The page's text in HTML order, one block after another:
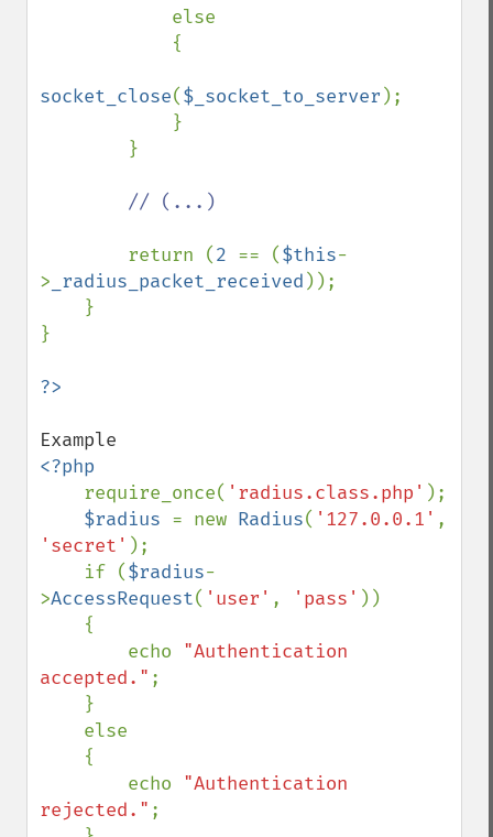
socket_close($_socket_to_server );
// (...)
return (2 == ($this-
> _radius_packet_received ));
}
<?php
require_once( 'radius.class.php' );
$radius = new Radius( '127.0.0.1'
'secret' );
    if (
$radius-
>AccessRequest( 'user' , 'pass' ))
        echo
"Authentication
accepted." ;
        echo
"Authentication
rejected." ;